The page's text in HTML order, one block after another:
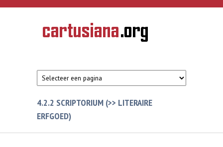
Overslaan en naar de inhoud gaan
CARTUSIANA
Geschiedenis
van de
4.2.2 SCRIPTORIUM (>> LITERAIRE
ERFGOED)